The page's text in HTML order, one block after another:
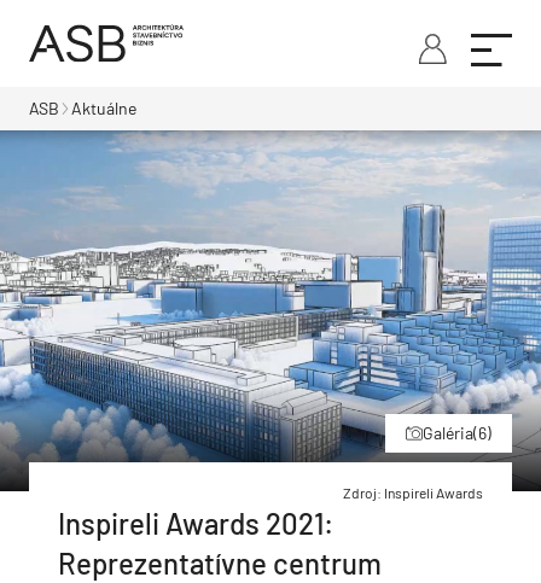
ASB Aktuálne
Galéria(6)
Zdroj: Inspireli Awards
Inspireli Awards 2021:
Reprezentatívne centrum